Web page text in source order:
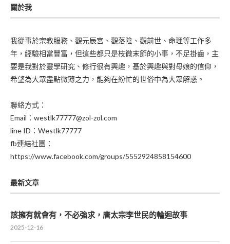
關於我
我從事於宗教服務、觀元辰宮、觀落陰、觀前世、命理等工作多
年，經驗相當豐富，但這些都只是枝微末節的小事，不足掛齒，主
要是我對於靈學研究、修行很有興趣，基於興趣與對母娘的信仰，
希望為大眾盡點微薄之力，能夠在紛忙的世俗中為大眾解惑。
聯絡方式：
Email：westlk77777@zol-zol.com
line ID：Westlk77777
fb連結社團：
https://www.facebook.com/groups/5552924858154600
最新文章
該擁有就會有，不必強求，唐太宗李世民的輪迴故事
2025-12-16